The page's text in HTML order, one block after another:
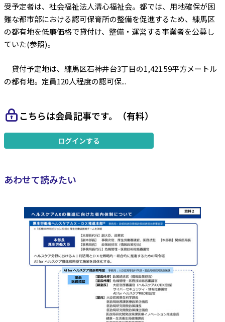
受予定者は、社会福祉法人清心福祉会。都では、用地確保が困
難な都市部における認可保育所の整備を促進するため、練馬区
の都有地を低廉価格で貸付け、整備・運営する事業者を公募し
ていた(参照)。
貸付予定地は、練馬区石神井台3丁目の1,421.59平方メートル
の都有地。定員120人程度の認可保...
こちらは会員記事です。（有料）
ログインする
あわせて読みたい